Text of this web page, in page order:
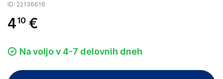
ID: 22136616
410 €
Na voljo v 4-7 delovnih dneh